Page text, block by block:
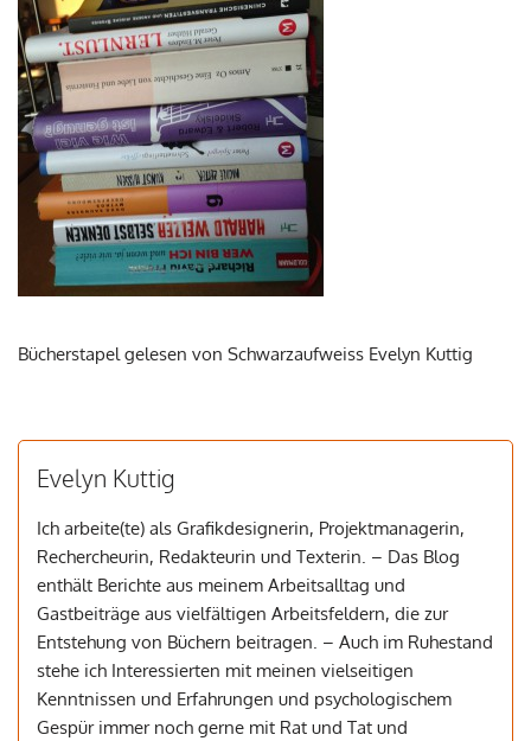
Bücherstapel gelesen von Schwarzaufweiss Evelyn Kuttig
Evelyn Kuttig
Ich arbeite(te) als Grafikdesignerin, Projektmanagerin,
Rechercheurin, Redakteurin und Texterin. – Das Blog
enthält Berichte aus meinem Arbeitsalltag und
Gastbeiträge aus vielfältigen Arbeitsfeldern, die zur
Entstehung von Büchern beitragen. – Auch im Ruhestand
stehe ich Interessierten mit meinen vielseitigen
Kenntnissen und Erfahrungen und psychologischem
Gespür immer noch gerne mit Rat und Tat und